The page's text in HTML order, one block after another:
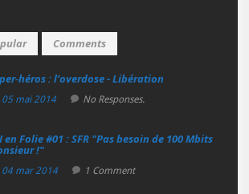
Comments
: l’overdose - Libération
05 mai 2014 No Responses.
en Folie #01 : SFR "Pas besoin de 100 Mbits
!"
04 mar 2014 1 Comment